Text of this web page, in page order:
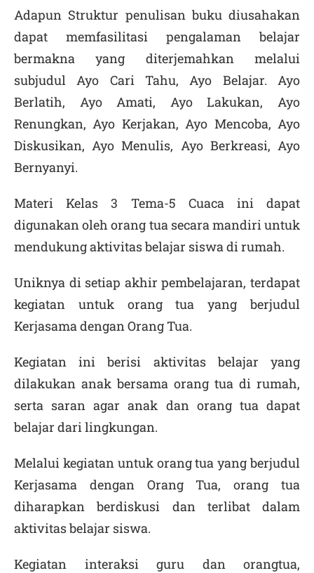
Adapun Struktur penulisan buku diusahakan
dapat memfasilitasi pengalaman belajar
bermakna yang diterjemahkan melalui
subjudul Ayo Cari Tahu, Ayo Belajar. Ayo
Berlatih, Ayo Amati, Ayo Lakukan, Ayo
Renungkan, Ayo Kerjakan, Ayo Mencoba, Ayo
Diskusikan, Ayo Menulis, Ayo Berkreasi, Ayo
Bernyanyi.
Materi Kelas 3 Tema-5 Cuaca ini dapat
digunakan oleh orang tua secara mandiri untuk
mendukung aktivitas belajar siswa di rumah.
Uniknya di setiap akhir pembelajaran, terdapat
kegiatan untuk orang tua yang berjudul
Kerjasama dengan Orang Tua.
Kegiatan ini berisi aktivitas belajar yang
dilakukan anak bersama orang tua di rumah,
serta saran agar anak dan orang tua dapat
belajar dari lingkungan.
Melalui kegiatan untuk orang tua yang berjudul
Kerjasama dengan Orang Tua, orang tua
diharapkan berdiskusi dan terlibat dalam
aktivitas belajar siswa.
Kegiatan interaksi guru dan orangtua,